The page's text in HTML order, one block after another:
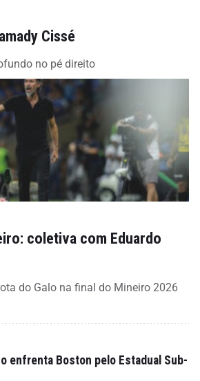
Cissé
no pé direito
coletiva com Eduardo
do Galo na final do Mineiro 2026
enfrenta Boston pelo Estadual Sub-